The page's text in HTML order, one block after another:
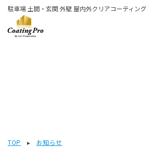
駐車場 土間・玄関 外壁 屋内外クリアコーティング
TOP お知らせ